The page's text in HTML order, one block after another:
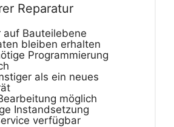
Reparatur
auf Bauteilebene
bleiben erhalten
Programmierung
als ein neues
möglich
Instandsetzung
verfügbar